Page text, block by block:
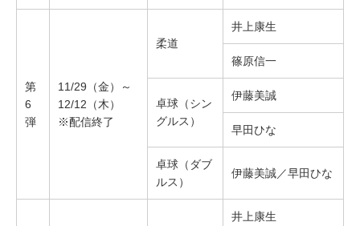
第
6
弾
11/29（金）～
12/12（木）
※配信終了
柔道
井上康生
篠原信一
卓球（シン
グルス）
伊藤美誠
早田ひな
卓球（ダブ
ルス）
伊藤美誠／早田ひな
井上康生